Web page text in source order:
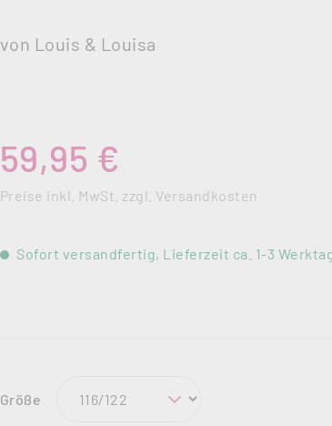
von Louis & Louisa
59,95 €
Preise inkl. MwSt. zzgl. Versandkosten
Sofort versandfertig, Lieferzeit ca. 1-3
Größe auswählen